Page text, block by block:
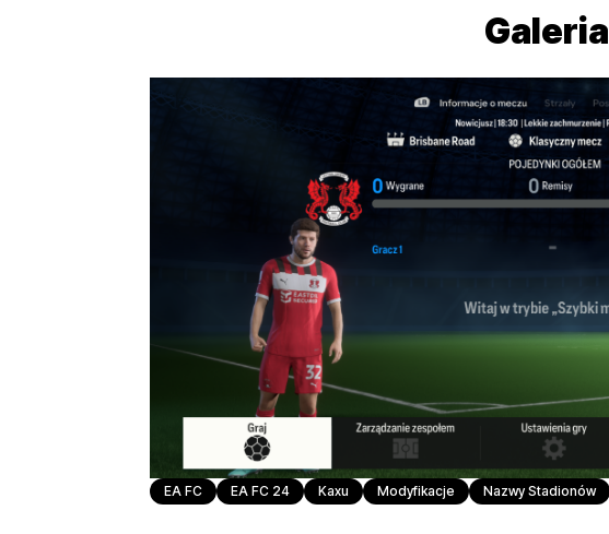
Galeria
EA FC EA FC 24 Kaxu Modyfikacje Nazwy Stadionów